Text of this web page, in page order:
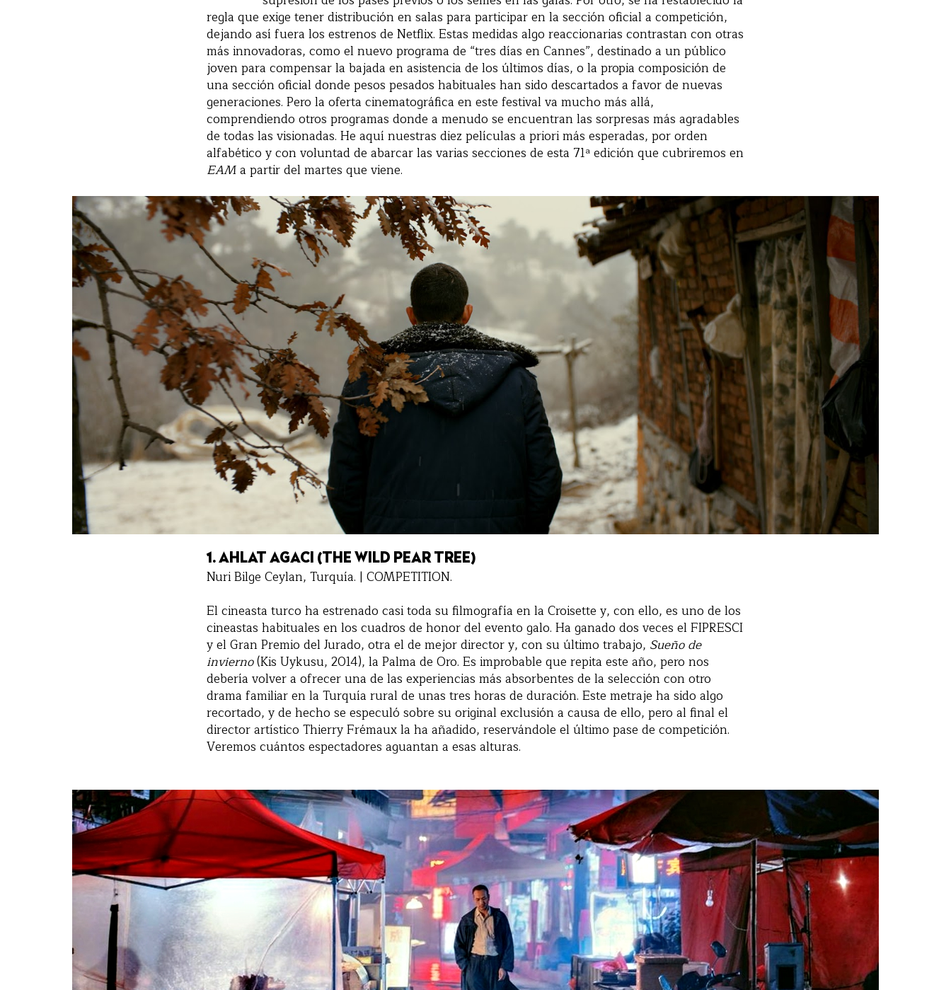
regla que exige tener distribución en salas para participar en la sección oficial a competición,
dejando así fuera los estrenos de Netflix. Estas medidas algo reaccionarias contrastan con otras
más innovadoras, como el nuevo programa de “tres días en Cannes”, destinado a un público
joven para compensar la bajada en asistencia de los últimos días, o la propia composición de
una sección oficial donde pesos pesados habituales han sido descartados a favor de nuevas
generaciones. Pero la oferta cinematográfica en este festival va mucho más allá,
comprendiendo otros programas donde a menudo se encuentran las sorpresas más agradables
de todas las visionadas. He aquí nuestras diez películas a priori más esperadas, por orden
alfabético y con voluntad de abarcar las varias secciones de esta 71ª edición que cubriremos en
EAMa partir del martes que viene.
1. AHLAT AGACI (THE WILD PEAR TREE)
Nuri Bilge Ceylan, Turquía. | COMPETITION.
El cineasta turco ha estrenado casi toda su filmografía en la Croisette y, con ello, es uno de los
cineastas habituales en los cuadros de honor del evento galo. Ha ganado dos veces el FIPRESCI
y el Gran Premio del Jurado, otra el de mejor director y, con su último trabajo, Sueño de
invierno(Kis Uykusu, 2014), la Palma de Oro. Es improbable que repita este año, pero nos
debería volver a ofrecer una de las experiencias más absorbentes de la selección con otro
drama familiar en la Turquía rural de unas tres horas de duración. Este metraje ha sido algo
recortado, y de hecho se especuló sobre su original exclusión a causa de ello, pero al final el
director artístico Thierry Frémaux la ha añadido, reservándole el último pase de competición.
Veremos cuántos espectadores aguantan a esas alturas.